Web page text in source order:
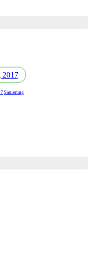
2017
Sanierung